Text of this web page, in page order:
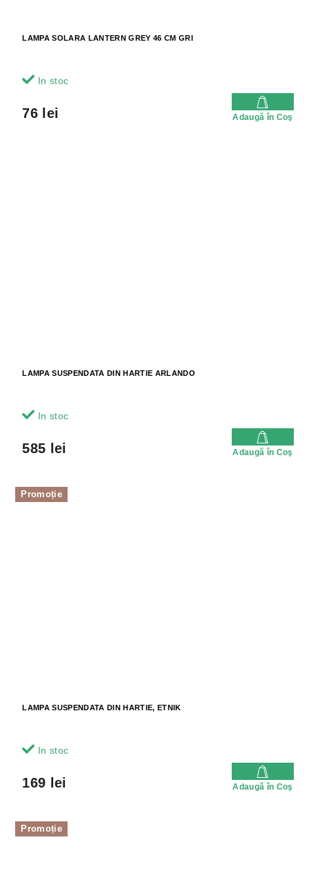
LAMPA SOLARA LANTERN GREY 46 CM GRI
In stoc
76 lei Adaugă în Coş
LAMPA SUSPENDATA DIN HARTIE ARLANDO
In stoc
585 lei Adaugă în Coş
Promoție
LAMPA SUSPENDATA DIN HARTIE, ETNIK
In stoc
169 lei Adaugă în Coş
Promoție